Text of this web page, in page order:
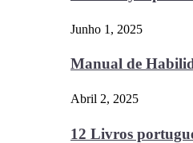
Junho 1, 2025
Manual de
Abril 2, 2025
12 Livros